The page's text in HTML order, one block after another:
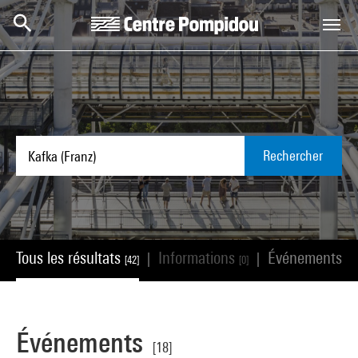
Aller au contenu principal
Centre Pompidou
Rechercher
Tous les résultats [42] Informations [0] Événements
Événements
[18]